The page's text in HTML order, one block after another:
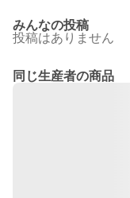
みんなの投稿
投稿はありません
同じ生産者の商品